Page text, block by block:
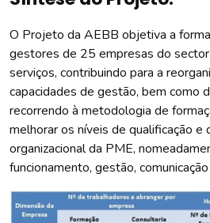
O Projeto da AEBB objetiva a
gestores de 25 empresas do
serviços, contribuindo para a
capacidades de gestão, bem como
recorrendo à metodologia de
melhorar os níveis de qualificação e
organizacional da PME,
funcionamento, gestão,